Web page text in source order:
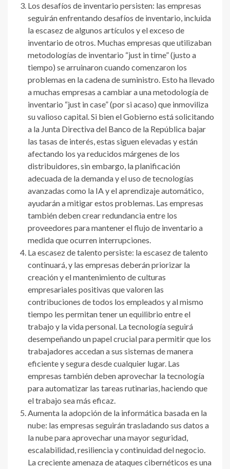
Los desafíos de inventario persisten: las empresas
seguirán enfrentando desafíos de inventario, incluida
la escasez de algunos artículos y el exceso de
inventario de otros. Muchas empresas que utilizaban
metodologías de inventario “just in time” (justo a
tiempo) se arruinaron cuando comenzaron los
problemas en la cadena de suministro. Esto ha llevado
a muchas empresas a cambiar a una metodología de
inventario “just in case” (por si acaso) que inmoviliza
su valioso capital. Si bien el Gobierno está solicitando
a la Junta Directiva del Banco de la República bajar
las tasas de interés, estas siguen elevadas y están
afectando los ya reducidos márgenes de los
distribuidores, sin embargo, la planificación
adecuada de la demanda y el uso de tecnologías
avanzadas como la IA y el aprendizaje automático,
ayudarán a mitigar estos problemas. Las empresas
también deben crear redundancia entre los
proveedores para mantener el flujo de inventario a
medida que ocurren interrupciones.
La escasez de talento persiste: la escasez de talento
continuará, y las empresas deberán priorizar la
creación y el mantenimiento de culturas
empresariales positivas que valoren las
contribuciones de todos los empleados y al mismo
tiempo les permitan tener un equilibrio entre el
trabajo y la vida personal. La tecnología seguirá
desempeñando un papel crucial para permitir que los
trabajadores accedan a sus sistemas de manera
eficiente y segura desde cualquier lugar. Las
empresas también deben aprovechar la tecnología
para automatizar las tareas rutinarias, haciendo que
el trabajo sea más eficaz.
Aumenta la adopción de la informática basada en la
nube: las empresas seguirán trasladando sus datos a
la nube para aprovechar una mayor seguridad,
escalabilidad, resiliencia y continuidad del negocio.
La creciente amenaza de ataques cibernéticos es una